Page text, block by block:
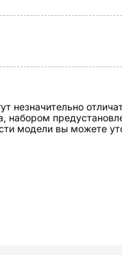
незначительно
набором
модели вы можете